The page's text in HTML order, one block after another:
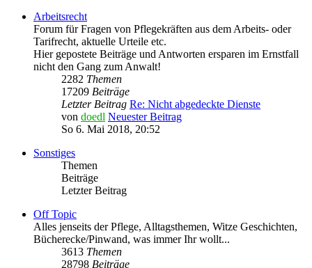
Arbeitsrecht
Forum für Fragen von Pflegekräften aus dem Arbeits- oder
Tarifrecht, aktuelle Urteile etc.
Hier gepostete Beiträge und Antworten ersparen im Ernstfall
nicht den Gang zum Anwalt!
2282 Themen
17209 Beiträge
Letzter Beitrag Re: Nicht abgedeckte Dienste
von doedl Neuester Beitrag
So 6. Mai 2018, 20:52
Sonstiges
Themen
Beiträge
Letzter Beitrag
Off Topic
Alles jenseits der Pflege, Alltagsthemen, Witze Geschichten,
Bücherecke/Pinwand, was immer Ihr wollt...
3613 Themen
28798 Beiträge